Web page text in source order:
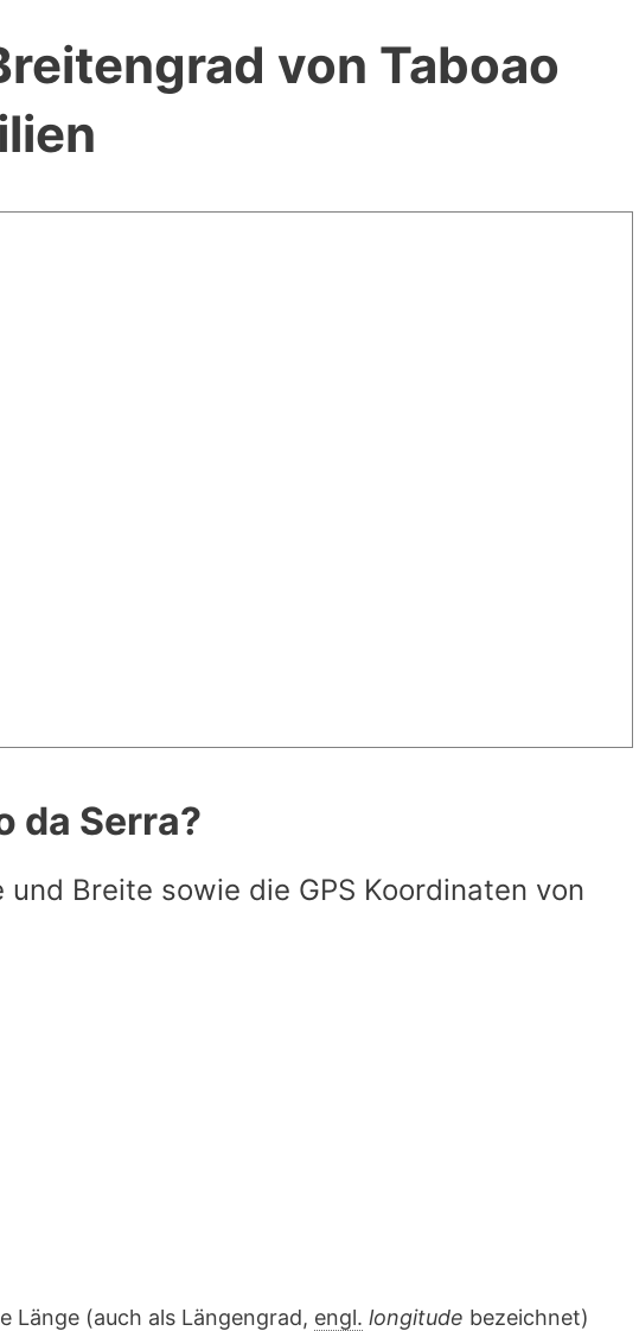
von Taboao
da Serra?
Breite sowie die GPS Koordinaten von
Länge (auch als Längengrad, engl. longitude bezeichnet)